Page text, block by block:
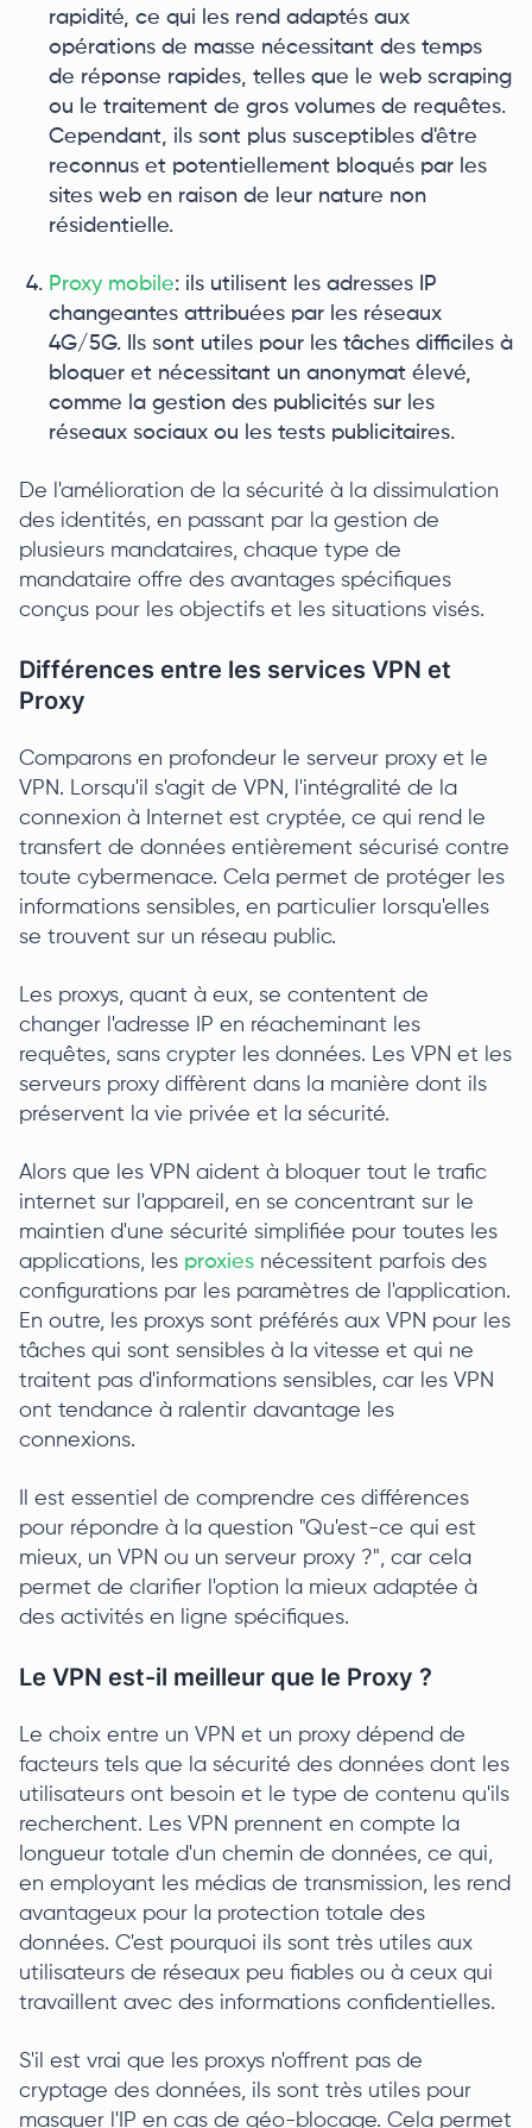
rapidité, ce qui les rend adaptés aux
opérations de masse nécessitant des temps
de réponse rapides, telles que le web scraping
ou le traitement de gros volumes de requêtes.
Cependant, ils sont plus susceptibles d'être
reconnus et potentiellement bloqués par les
sites web en raison de leur nature non
résidentielle.
Proxy mobile: ils utilisent les adresses IP
changeantes attribuées par les réseaux
4G/5G. Ils sont utiles pour les tâches difficiles à
bloquer et nécessitant un anonymat élevé,
comme la gestion des publicités sur les
réseaux sociaux ou les tests publicitaires.
De l'amélioration de la sécurité à la dissimulation
des identités, en passant par la gestion de
plusieurs mandataires, chaque type de
mandataire offre des avantages spécifiques
conçus pour les objectifs et les situations visés.
Différences entre les services VPN et
Proxy
Comparons en profondeur le serveur proxy et le
VPN. Lorsqu'il s'agit de VPN, l'intégralité de la
connexion à Internet est cryptée, ce qui rend le
transfert de données entièrement sécurisé contre
toute cybermenace. Cela permet de protéger les
informations sensibles, en particulier lorsqu'elles
se trouvent sur un réseau public.
Les proxys, quant à eux, se contentent de
changer l'adresse IP en réacheminant les
requêtes, sans crypter les données. Les VPN et les
serveurs proxy diffèrent dans la manière dont ils
préservent la vie privée et la sécurité.
Alors que les VPN aident à bloquer tout le trafic
internet sur l'appareil, en se concentrant sur le
maintien d'une sécurité simplifiée pour toutes les
applications, les proxies nécessitent parfois des
configurations par les paramètres de l'application.
En outre, les proxys sont préférés aux VPN pour les
tâches qui sont sensibles à la vitesse et qui ne
traitent pas d'informations sensibles, car les VPN
ont tendance à ralentir davantage les
connexions.
Il est essentiel de comprendre ces différences
pour répondre à la question "Qu'est-ce qui est
mieux, un VPN ou un serveur proxy ?", car cela
permet de clarifier l'option la mieux adaptée à
des activités en ligne spécifiques.
Le VPN est-il meilleur que le Proxy ?
Le choix entre un VPN et un proxy dépend de
facteurs tels que la sécurité des données dont les
utilisateurs ont besoin et le type de contenu qu'ils
recherchent. Les VPN prennent en compte la
longueur totale d'un chemin de données, ce qui,
en employant les médias de transmission, les rend
avantageux pour la protection totale des
données. C'est pourquoi ils sont très utiles aux
utilisateurs de réseaux peu fiables ou à ceux qui
travaillent avec des informations confidentielles.
S'il est vrai que les proxys n'offrent pas de
cryptage des données, ils sont très utiles pour
masquer l'IP en cas de géo-blocage. Cela permet